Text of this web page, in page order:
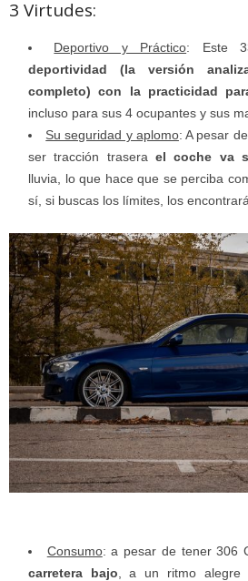
3 Virtudes:
Deportivo y Práctico: Este
deportividad (la versión
completo) con la practicidad
incluso para sus 4 ocupantes y sus
Su seguridad y aplomo: A pesar de
ser tracción trasera el coche va
lluvia, lo que hace que se perciba
sí, si buscas los límites, los
Consumo: a pesar de tener 306
carretera bajo , a un ritmo